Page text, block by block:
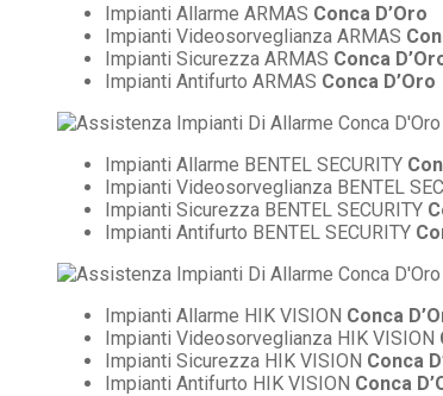
Impianti Allarme ARMAS Conca D’Oro
Impianti Videosorveglianza ARMAS
Impianti Sicurezza ARMAS Conca
Impianti Antifurto ARMAS Conca D’Oro
Impianti Allarme BENTEL SECURITY
Impianti Videosorveglianza BENTEL
Impianti Sicurezza BENTEL SECURITY
Impianti Antifurto BENTEL SECURITY
Impianti Allarme HIK VISION Conca
Impianti Videosorveglianza HIK VISION
Impianti Sicurezza HIK VISION Conca
Impianti Antifurto HIK VISION Conca